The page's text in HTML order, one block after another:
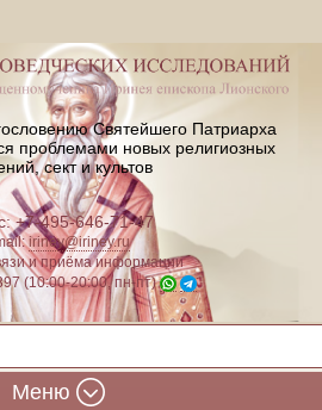
Святейшего Патриарха
проблемами новых религиозных
сект и культов
+7-495-646-71-47
iriney@iriney.ru
и приёма информации
(10:00-20:00, пн-пт)
Меню